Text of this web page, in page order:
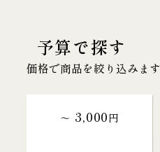
予算で探す
価格で商品を絞り込みます
～ 3,000円